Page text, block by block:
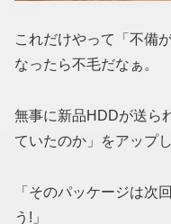
これだけやって「不備
なったら不毛だなぁ。
無事に新品HDDが送ら
ていたのか」をアップ
「そのパッケージは次
う!」